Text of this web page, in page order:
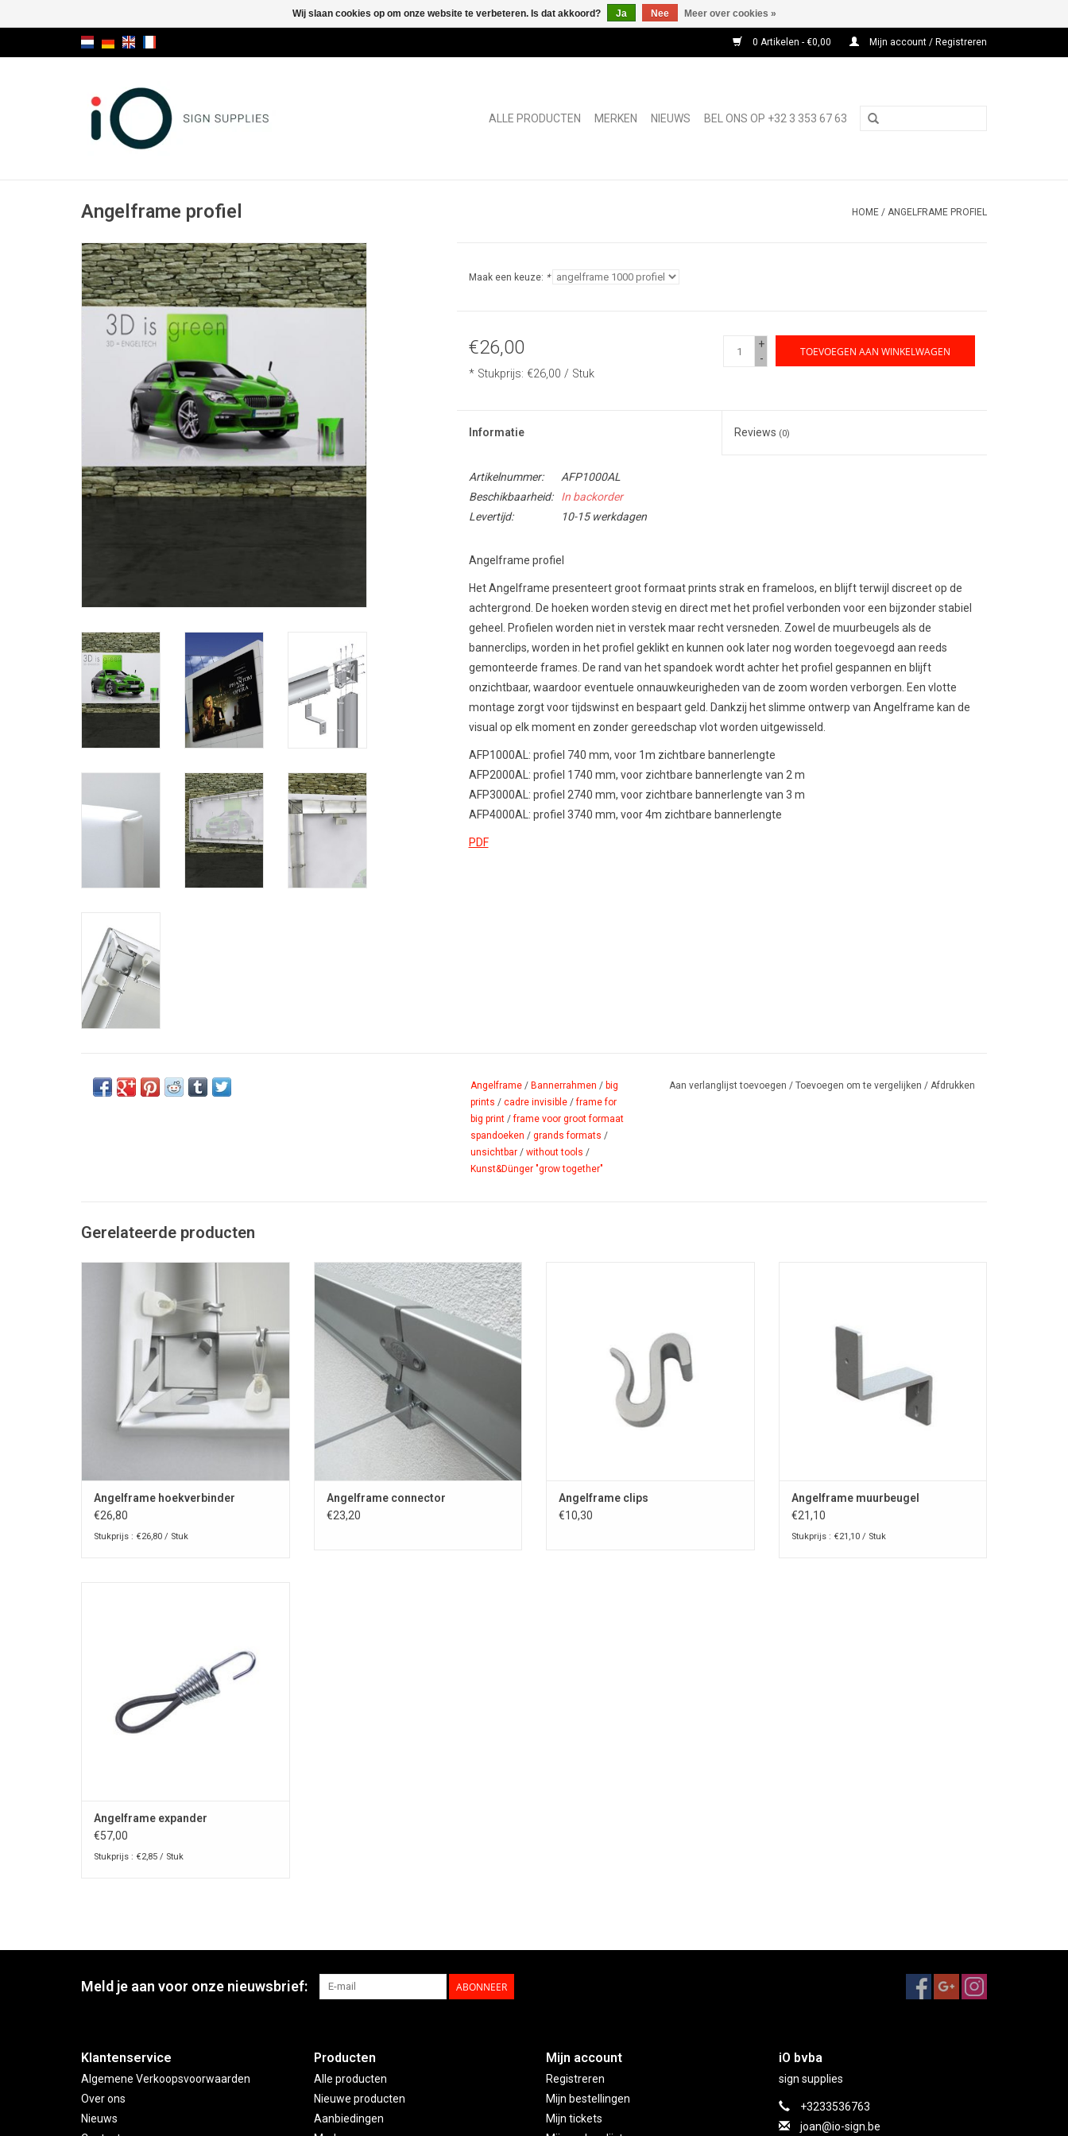
0 Artikelen - €0,00 Mijn account / Registreren
ALLE PRODUCTEN MERKEN NIEUWS BEL ONS OP +32 3 353 67 63
Angelframe profiel HOME / ANGELFRAME PROFIEL
Maak een keuze: *
€26,00
* Stukprijs: €26,00 / Stuk
+
-
TOEVOEGEN AAN WINKELWAGEN
Informatie Reviews (0)
Artikelnummer:
AFP1000AL
Beschikbaarheid:
In backorder
Levertijd:
10-15 werkdagen
Angelframe profiel
Het Angelframe presenteert groot formaat prints strak en frameloos, en blijft terwijl discreet op de
achtergrond. De hoeken worden stevig en direct met het profiel verbonden voor een bijzonder stabiel
geheel. Profielen worden niet in verstek maar recht versneden. Zowel de muurbeugels als de
bannerclips, worden in het profiel geklikt en kunnen ook later nog worden toegevoegd aan reeds
gemonteerde frames. De rand van het spandoek wordt achter het profiel gespannen en blijft
onzichtbaar, waardoor eventuele onnauwkeurigheden van de zoom worden verborgen. Een vlotte
montage zorgt voor tijdswinst en bespaart geld. Dankzij het slimme ontwerp van Angelframe kan de
visual op elk moment en zonder gereedschap vlot worden uitgewisseld.
AFP1000AL: profiel 740 mm, voor 1m zichtbare bannerlengte
AFP2000AL: profiel 1740 mm, voor zichtbare bannerlengte van 2 m
AFP3000AL: profiel 2740 mm, voor zichtbare bannerlengte van 3 m
AFP4000AL: profiel 3740 mm, voor 4m zichtbare bannerlengte
PDF
Angelframe / Bannerrahmen / big
prints / cadre invisible /frame for
big print /frame voor groot formaat
spandoeken / grands formats /
unsichtbar / without tools /
Kunst&Dünger "grow together"
Aan verlanglijst toevoegen / Toevoegen om te vergelijken / Afdrukken
Gerelateerde producten
TOEVOEGEN AAN WINKELWAGEN
Angelframe hoekverbinder
€26,80
Stukprijs : €26,80 / Stuk
Angelframe connector
TOEVOEGEN AAN WINKELWAGEN
Angelframe connector
€23,20
Angelframe clips
€10,30
Angelframe muurbeugel
€21,10
Stukprijs : €21,10 / Stuk
Angelframe expander
€57,00
Stukprijs : €2,85 / Stuk
Meld je aan voor onze nieuwsbrief: ABONNEER
Klantenservice
Algemene Verkoopsvoorwaarden
Over ons
Nieuws
Producten
Alle producten
Nieuwe producten
Aanbiedingen
Mijn account
Registreren
Mijn bestellingen
Mijn tickets
iO bvba
sign supplies
+3233536763
joan@io-sign.be
Wij slaan cookies op om onze website te verbeteren. Is dat akkoord? Ja Nee Meer over cookies »